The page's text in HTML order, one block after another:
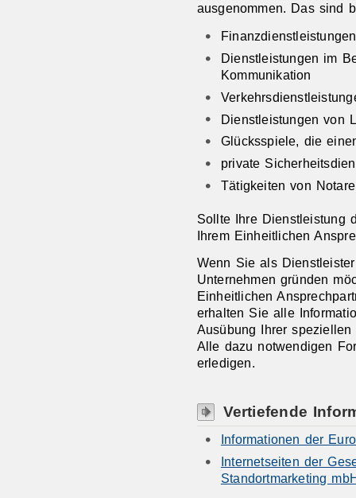
ausgenommen. Das sind
Finanzdienstleistungen
Dienstleistungen im
Kommunikation
Dienstleistungen von
Glücksspiele, die
private
Tätigkeiten von
Sollte Ihre Dienstleistung
Ihrem Einheitlichen
Wenn Sie als
Unternehmen gründen
Einheitlichen
erhalten Sie alle
Ausübung Ihrer
Alle dazu notwendigen
erledigen.
Vertiefende
Informationen der
Internetseiten der
Standortmarketing